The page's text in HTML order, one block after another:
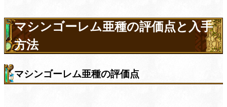
マシンゴーレム亜種の評価点と入手
方法
マシンゴーレム亜種の評価点